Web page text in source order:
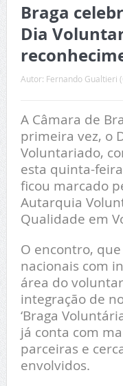
Braga
Dia
Autor: Fernando Gualtieri
A Câmara de
primeira vez, o
Voluntariado,
esta quinta-
ficou marcado
Autarquia
Qualidade em
O encontro,
nacionais com
área do
integração de
‘Braga
já conta com
parceiras e
envolvidos.